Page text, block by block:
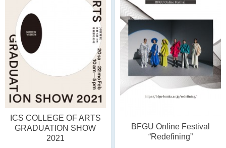
ICS COLLEGE OF ARTS
GRADUATION SHOW
2021
BFGU Online Festival
“Redefining”